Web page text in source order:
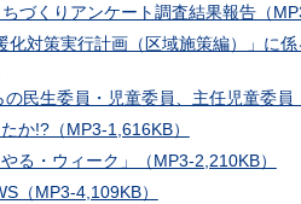
づくりアンケート調査結果報告（
化対策実行計画（区域施策編）」に
民生委員・児童委員、主任児童委員
か!?（MP3-1,616KB）
る・ウィーク」（MP3-2,210KB）
（MP3-4,109KB）